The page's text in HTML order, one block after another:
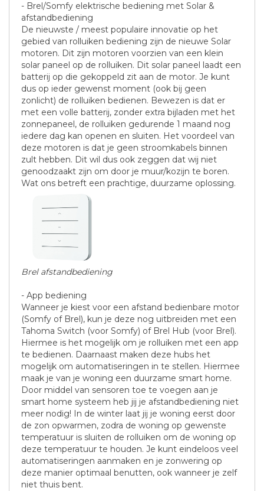
- Brel/Somfy elektrische bediening met Solar &
afstandbediening
De nieuwste / meest populaire innovatie op het
gebied van rolluiken bediening zijn de nieuwe Solar
motoren. Dit zijn motoren voorzien van een klein
solar paneel op de rolluiken. Dit solar paneel laadt een
batterij op die gekoppeld zit aan de motor. Je kunt
dus op ieder gewenst moment (ook bij geen
zonlicht) de rolluiken bedienen. Bewezen is dat er
met een volle batterij, zonder extra bijladen met het
zonnepaneel, de rolluiken gedurende 1 maand nog
iedere dag kan openen en sluiten. Het voordeel van
deze motoren is dat je geen stroomkabels binnen
zult hebben. Dit wil dus ook zeggen dat wij niet
genoodzaakt zijn om door je muur/kozijn te boren.
Wat ons betreft een prachtige, duurzame oplossing.
Brel afstandbediening
- App bediening
Wanneer je kiest voor een afstand bedienbare motor
(Somfy of Brel), kun je deze nog uitbreiden met een
Tahoma Switch (voor Somfy) of Brel Hub (voor Brel).
Hiermee is het mogelijk om je rolluiken met een app
te bedienen. Daarnaast maken deze hubs het
mogelijk om automatiseringen in te stellen. Hiermee
maak je van je woning een duurzame smart home.
Door middel van sensoren toe te voegen aan je
smart home systeem heb jij je afstandbediening niet
meer nodig! In de winter laat jij je woning eerst door
de zon opwarmen, zodra de woning op gewenste
temperatuur is sluiten de rolluiken om de woning op
deze temperatuur te houden. Je kunt eindeloos veel
automatiseringen aanmaken en je zonwering op
deze manier optimaal benutten, ook wanneer je zelf
niet thuis bent.